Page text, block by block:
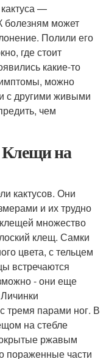
—
болезням может
Полили его
где стоит
какие-то
можно
с другими живыми
чем
Клещи на
кактусов. Они
и их трудно
множество
клещ. Самки
цвета, с тельцем
встречаются
- они еще
тремя парами ног. В
на стебле
ржавым
пораженные части